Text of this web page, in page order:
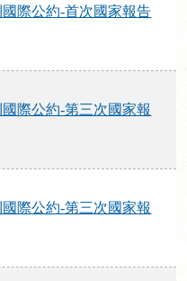
際公約-首次國家報告
際公約-第三次國家報
際公約-第三次國家報